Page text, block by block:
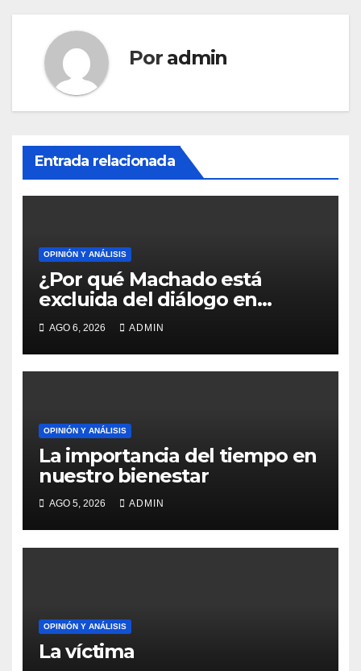
Por admin
Entrada relacionada
OPINIÓN Y ANÁLISIS
¿Por qué Machado está
excluida del diálogo en
Venezuela?
AGO 6, 2026 ADMIN
OPINIÓN Y ANÁLISIS
La importancia del tiempo en
nuestro bienestar
AGO 5, 2026 ADMIN
OPINIÓN Y ANÁLISIS
La víctima